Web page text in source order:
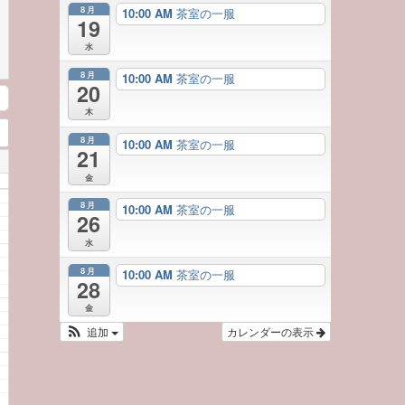
8月
19
水
10:00 AM 茶室の一服
8月
20
木
10:00 AM 茶室の一服
8月
21
金
10:00 AM 茶室の一服
8月
26
水
10:00 AM 茶室の一服
8月
28
金
10:00 AM 茶室の一服
カレンダーの表示
追加